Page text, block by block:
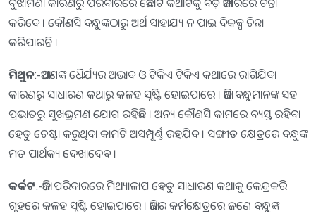
କରିବେ । କୌଣସି ବନ୍ଧୁଙ୍କଠାରୁ ଅର୍ଥ ସାହାଯ୍ୟ ନ ପାଇ ବିକଳ୍ପ ଚିନ୍ତା
କରିପାରନ୍ତି ।
ମିଥୁନ:-ଆପଣଙ୍କ ଧୈର୍ଯ୍ୟର ଅଭାବ ଓ ଟିକିଏ ଟିକିଏ କଥାରେ ରାଗିଯିବା
କାରଣରୁ ସାଧାରଣ କଥାରୁ କଳହ ସୃଷ୍ଟି ହୋଇପାରେ । ଆଜି ବନ୍ଧୁମାନଙ୍କ ସହ
ପ୍ରଭାତରୁ ସୁଖଭ୍ରମଣ ଯୋଗ ରହିଛି । ଅନ୍ୟ କୌଣସି କାମରେ ବ୍ୟସ୍ତ ରହିବା
ହେତୁ ଚେଷ୍ଟା କରୁଥିବା କାମଟି ଅସମ୍ପୂର୍ଣ୍ଣ ରହଯିବ । ସଙ୍ଗୀତ କ୍ଷେତ୍ରରେ ବନ୍ଧୁଙ୍କ
ମତ ପାର୍ଥକ୍ୟ ଦେଖାଦେବ ।
କର୍କଟ:-ଆଜି ପରିବାରରେ ମିଥ୍ୟାଳାପ ହେତୁ ସାଧାରଣ କଥାକୁ କେନ୍ଦ୍ରକରି
ଗୃହରେ କଳହ ସୃଷ୍ଟି ହୋଇପାରେ । ଆଜିର କର୍ମକ୍ଷେତ୍ରରେ ଜଣେ ବନ୍ଧୁଙ୍କ